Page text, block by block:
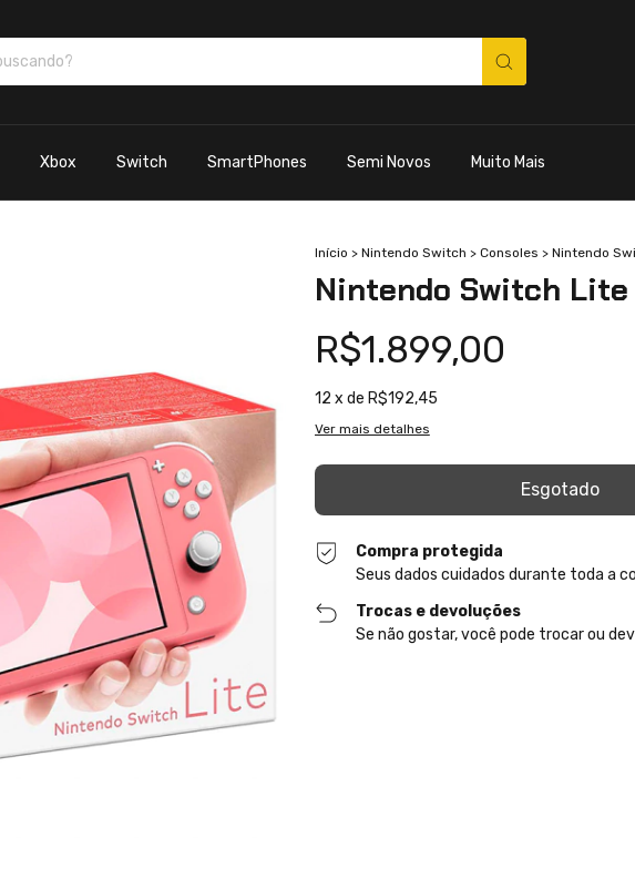
Xbox Switch SmartPhones Semi Novos Muito Mais
Início > Nintendo Switch > Consoles > Nintendo
Nintendo Switch Lite
R$1.899,00
12 x de R$192,45
Ver mais detalhes
Compra protegida
Seus dados cuidados durante toda a
Trocas e devoluções
Se não gostar, você pode trocar ou